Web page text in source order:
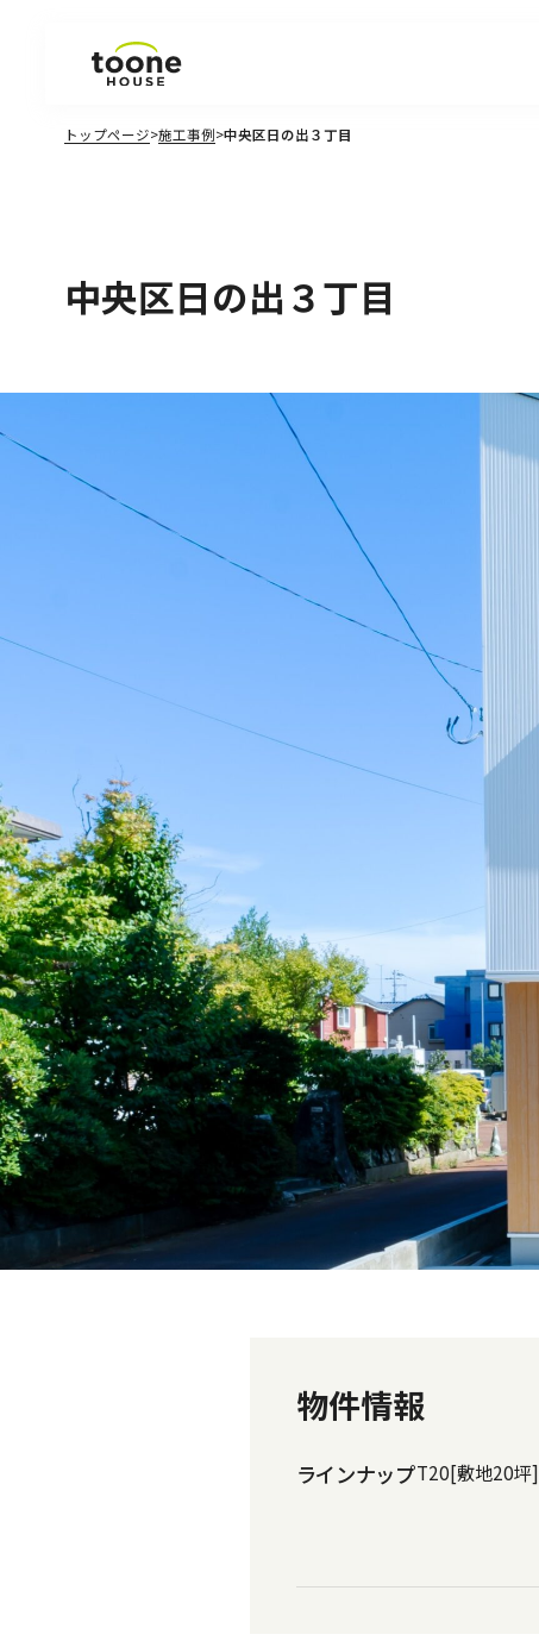
見学会・イベント
会社紹介
私たちの家づくり
見学会のお申し込み
資料請求・お問い合わせ
トップページ>施工事例>中央区日の出３丁目
中央区日の出３丁目
物件情報
ラインナップT20[敷地20坪]